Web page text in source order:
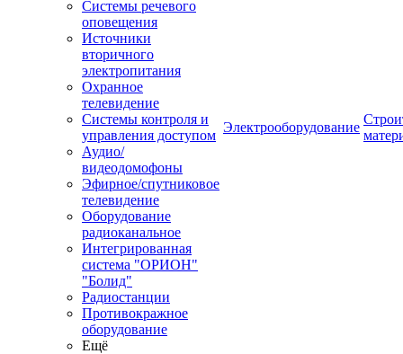
Системы речевого
оповещения
Источники
вторичного
электропитания
Охранное
телевидение
Системы контроля и
управления доступом
Аудио/
видеодомофоны
Эфирное/спутниковое
телевидение
Оборудование
радиоканальное
Интегрированная
система "ОРИОН"
"Болид"
Радиостанции
Противокражное
оборудование
Ещё
Электрооборудование